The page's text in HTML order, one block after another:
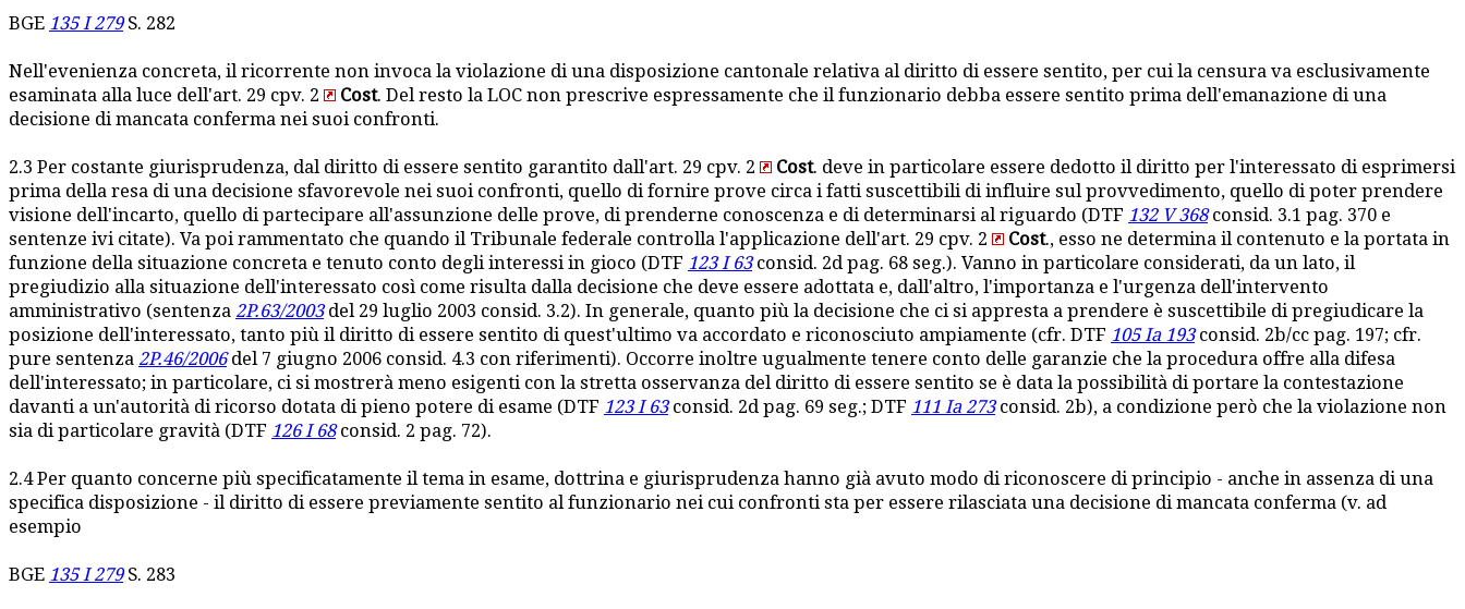
BGE 135 I 279S. 282
Nell'evenienza concreta, il ricorrente non invoca la violazione di una disposizione cantonale relativa al diritto di essere sentito, per cui la censura va esclusivamente
esaminata alla luce dell'art. 29 cpv. 2
Cost. Del resto la LOC non prescrive espressamente che il funzionario debba essere sentito prima dell'emanazione di una
decisione di mancata conferma nei suoi confronti.
2.3 Per costante giurisprudenza, dal diritto di essere sentito garantito dall'art. 29 cpv. 2 Cost. deve in particolare essere dedotto il diritto per l'interessato di esprimersi
prima della resa di una decisione sfavorevole nei suoi confronti, quello di fornire prove circa i fatti suscettibili di influire sul provvedimento, quello di poter prendere
visione dell'incarto, quello di partecipare all'assunzione delle prove, di prenderne conoscenza e di determinarsi al riguardo (DTF 132 V 368consid. 3.1 pag. 370 e
sentenze ivi citate). Va poi rammentato che quando il Tribunale federale controlla l'applicazione dell'art. 29 cpv. 2
Cost., esso ne determina il contenuto e la portata in
funzione della situazione concreta e tenuto conto degli interessi in gioco (DTF 123 I 63consid. 2d pag. 68 seg.). Vanno in particolare considerati, da un lato, il
pregiudizio alla situazione dell'interessato così come risulta dalla decisione che deve essere adottata e, dall'altro, l'importanza e l'urgenza dell'intervento
amministrativo (sentenza 2P.63/2003del 29 luglio 2003 consid. 3.2). In generale, quanto più la decisione che ci si appresta a prendere è suscettibile di pregiudicare la
posizione dell'interessato, tanto più il diritto di essere sentito di quest'ultimo va accordato e riconosciuto ampiamente (cfr. DTF 105 Ia 193consid. 2b/cc pag. 197; cfr.
pure sentenza 2P.46/2006del 7 giugno 2006 consid. 4.3 con riferimenti). Occorre inoltre ugualmente tenere conto delle garanzie che la procedura offre alla difesa
dell'interessato; in particolare, ci si mostrerà meno esigenti con la stretta osservanza del diritto di essere sentito se è data la possibilità di portare la contestazione
davanti a un'autorità di ricorso dotata di pieno potere di esame (DTF 123 I 63consid. 2d pag. 69 seg.; DTF 111 Ia 273consid. 2b), a condizione però che la violazione non
sia di particolare gravità (DTF 126 I 68consid. 2 pag. 72).
2.4 Per quanto concerne più specificatamente il tema in esame, dottrina e giurisprudenza hanno già avuto modo di riconoscere di principio - anche in assenza di una
specifica disposizione - il diritto di essere previamente sentito al funzionario nei cui confronti sta per essere rilasciata una decisione di mancata conferma (v. ad
esempio
BGE 135 I 279S. 283